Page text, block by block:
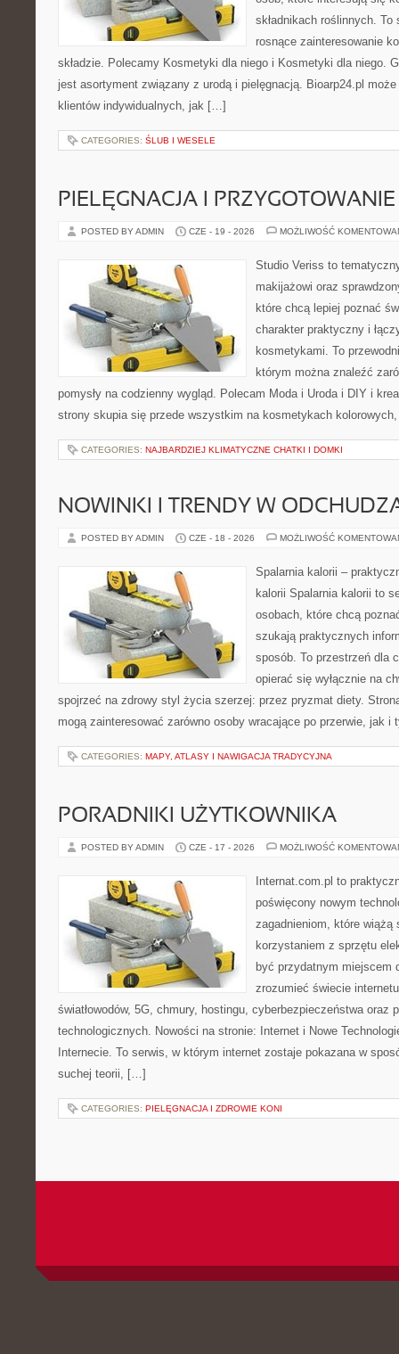
składnikach roślinnych.
rosnące zainteresowanie
składzie. Polecamy Kosmetyki dla niego i Kosmetyki dla niego.
jest asortyment związany z urodą i pielęgnacją. Bioarp24.pl
klientów indywidualnych, jak […]
CATEGORIES: ŚLUB I WESELE
PIELĘGNACJA I
POSTED BY ADMIN CZE - 19 - 2026 MOŻLIWOŚĆ
Studio Veriss to
makijażowi oraz
które chcą lepiej poznać
charakter praktyczny i
kosmetykami. To
którym można znaleźć
pomysły na codzienny wygląd. Polecam Moda i Uroda i DIY i
strony skupia się przede wszystkim na kosmetykach
CATEGORIES: NAJBARDZIEJ KLIMATYCZNE CHATKI I DOMKI
NOWINKI I TRENDY W
POSTED BY ADMIN CZE - 18 - 2026 MOŻLIWOŚĆ
Spalarnia kalorii –
kalorii Spalarnia kalorii to
osobach, które chcą
szukają praktycznych
sposób. To przestrzeń dla
opierać się wyłącznie na
spojrzeć na zdrowy styl życia szerzej: przez pryzmat diety.
mogą zainteresować zarówno osoby wracające po przerwie, jak
CATEGORIES: MAPY, ATLASY I NAWIGACJA TRADYCYJNA
PORADNIKI UŻYTKOWNIKA
POSTED BY ADMIN CZE - 17 - 2026 MOŻLIWOŚĆ
Internat.com.pl to
poświęcony nowym
zagadnieniom, które wiążą
korzystaniem z sprzętu
być przydatnym miejscem
zrozumieć świecie
światłowodów, 5G, chmury, hostingu, cyberbezpieczeństwa oraz
technologicznych. Nowości na stronie: Internet i Nowe
Internecie. To serwis, w którym internet zostaje pokazana w
suchej teorii, […]
CATEGORIES: PIELĘGNACJA I ZDROWIE KONI